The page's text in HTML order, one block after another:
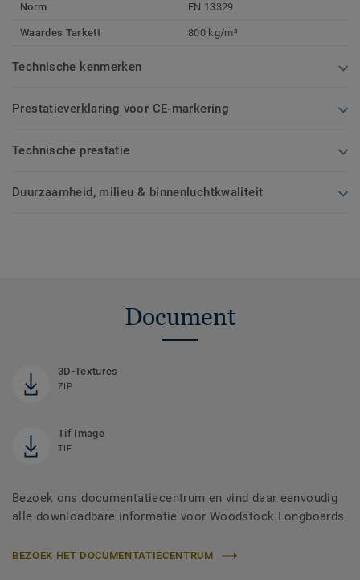
Norm
EN 13329
Waardes Tarkett 800 kg/m³
Technische kenmerken
Prestatieverklaring voor CE-markering
Technische prestatie
Duurzaamheid, milieu & binnenluchtkwaliteit
Document
3D-Textures
ZIP
Tif Image
TIF
Bezoek ons documentatiecentrum en vind daar eenvoudig
alle downloadbare informatie voor Woodstock Longboards
BEZOEK HET DOCUMENTATIECENTRUM